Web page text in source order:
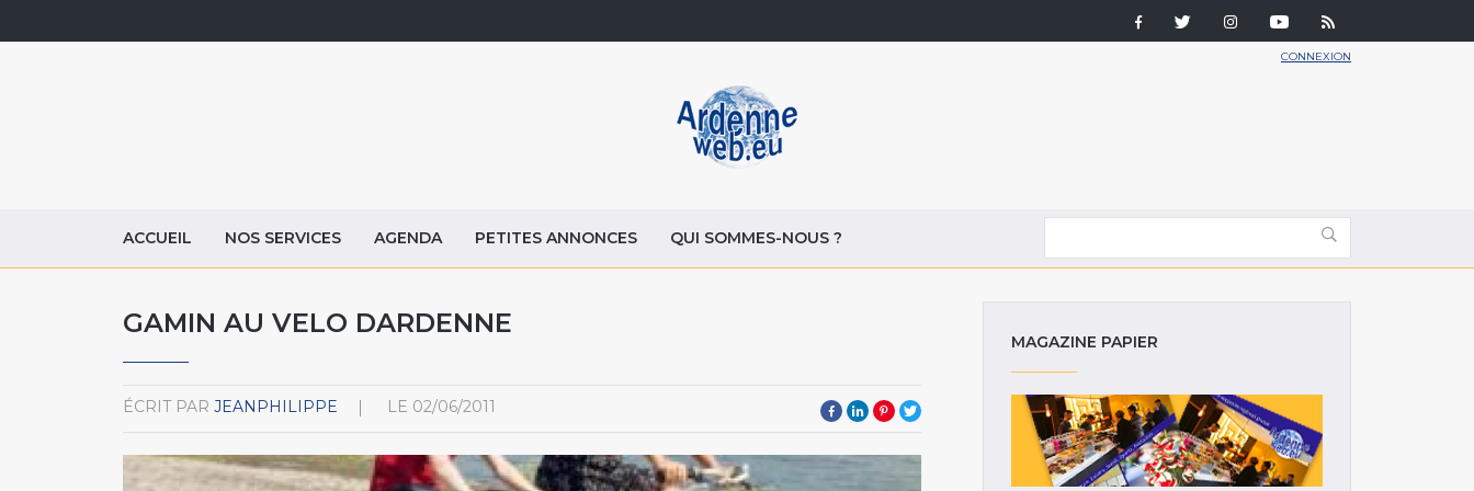
CONNEXION
ACCUEIL NOS SERVICES AGENDA PETITES ANNONCES QUI SOMMES-NOUS ?
GAMIN AU VELO DARDENNE
ÉCRIT PAR JEANPHILIPPE LE 02/06/2011
MAGAZINE PAPIER